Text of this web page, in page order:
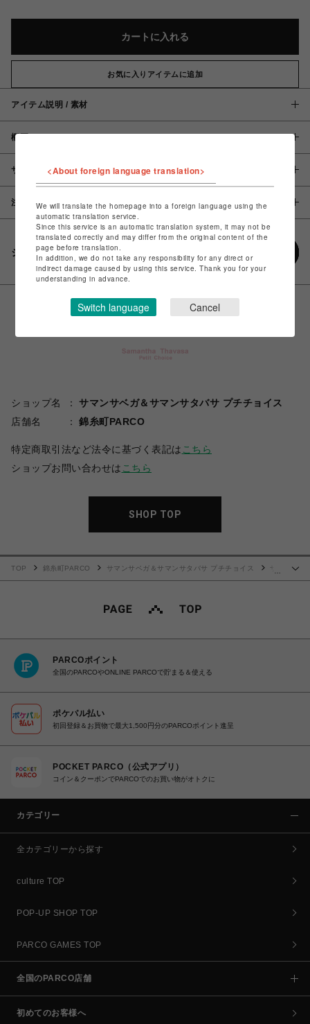
カートに入れる
お気に入りアイテムに追加
アイテム説明 / 素材
概要
サイズ
注意事項
シェアする
ショップ名
サマンサベガ＆サマンサタバサ プチチョイス
店舗名
錦糸町PARCO
特定商取引法など法令に基づく表記は こちら
ショップお問い合わせは こちら
SHOP TOP
TOP 錦糸町PARCO サマンサベガ＆サマンサタバサ プチチョイス
サ
PARCOポイント
全国のPARCOやONLINE PARCOで貯まる＆使える
ポケパル払い
初回登録＆お買物で最大1,500円分のPARCOポイント進呈
POCKET PARCO（公式アプリ）
コイン＆クーポンでPARCOでのお買い物がオトクに
カテゴリー
全カテゴリーから探す
culture TOP
POP-UP SHOP TOP
PARCO GAMES TOP
全国のPARCO店舗
初めてのお客様へ
<About foreign language translation>
We will translate the homepage into a foreign language using the
automatic translation service.
Since this service is an automatic translation system, it may not be
translated correctly and may differ from the original content of the
page before translation.
In addition, we do not take any responsibility for any direct or
indirect damage caused by using this service. Thank you for your
understanding in advance.
Switch language Cancel